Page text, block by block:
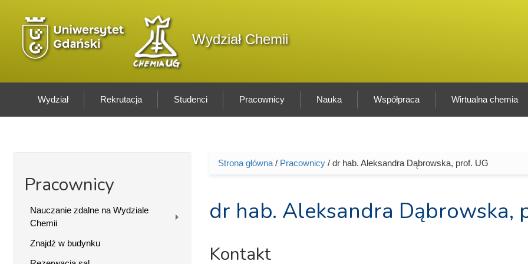
Wydział Chemii
Wydział Rekrutacja Studenci Pracownicy Nauka Współpraca Wirtualna chemia
Pracownicy
Nauczanie zdalne na Wydziale
Chemii
Znajdź w budynku
Jesteś tutaj
Strona główna/ Pracownicy/ dr hab. Aleksandra Dąbrowska, prof. UG
dr hab. Aleksandra Dąbrowska,
Kontakt